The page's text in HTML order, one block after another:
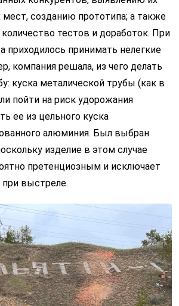
созданию прототипа; а также
тестов и доработок. При
приходилось принимать нелегкие
компания решала, из чего делать
куска металической трубы (как в
пойти на риск удорожания
ее из цельного куска
алюминия. Был выбран
изделие в этом случае
претенциозным и исключает
при выстреле.